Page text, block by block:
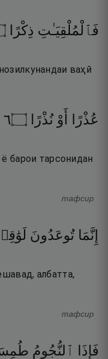
فَٱلْمُلْقِيَـٰتِ ذِكْرًا
ваҳй
عُذْرًا أَوْ نُذْرًا ۝٦
барои тарсонидан
тафсир
إِنَّمَا تُوعَدُونَ
албатта,
тафсир
فَإِذَا ٱلنُّجُومُ